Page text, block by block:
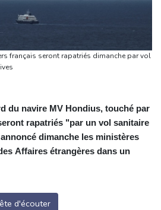
français seront rapatriés dimanche par vol
du navire MV Hondius, touché par
rapatriés "par un vol sanitaire
dimanche les ministères
Affaires étrangères dans un
d'écouter